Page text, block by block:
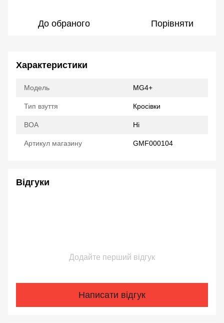
До обраного Порівняти
Характеристики
Модель MG4+
Тип взуття Кросівки
ВОА Ні
Артикул магазину GMF000104
Відгуки
Додайте перший відгук
Написати відгук